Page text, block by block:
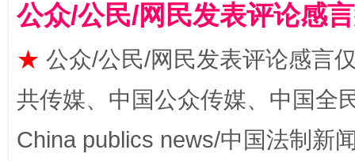
揭批美国五大"原罪" "炒
公众/公民/网民发表评论感
★ 公众/公民/网民发表评论感言
共传媒、中国公众传媒、中国全
China publics news/中国法制新